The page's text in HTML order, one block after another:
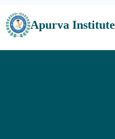
Apurva Institute